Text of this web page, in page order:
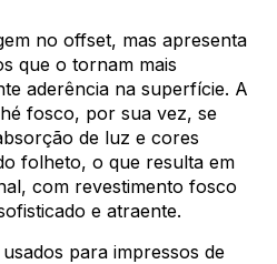
no offset, mas apresenta
que o tornam mais
aderência na superfície. A
fosco, por sua vez, se
de luz e cores
folheto, o que resulta em
com revestimento fosco
e atraente.
para impressos de